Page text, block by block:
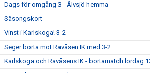
Dags för omgång 3 - Älvsjö hemma
Säsongskort
Vinst i Karlskoga! 3-2
Seger borta mot Rävåsen IK med 3-2
Karlskoga och Rävåsens IK - bortamatch lördag